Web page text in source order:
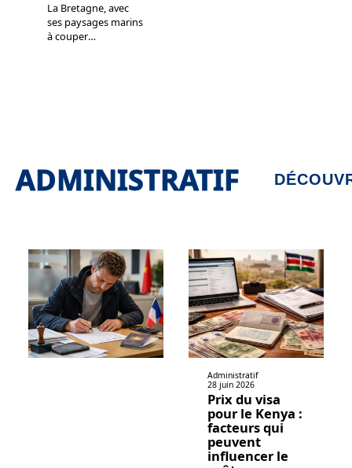
La Bretagne, avec
ses paysages marins
à couper…
ADMINISTRATIF
Administratif
28 juin 2026
Prix du visa
pour le Kenya :
facteurs qui
peuvent
influencer le